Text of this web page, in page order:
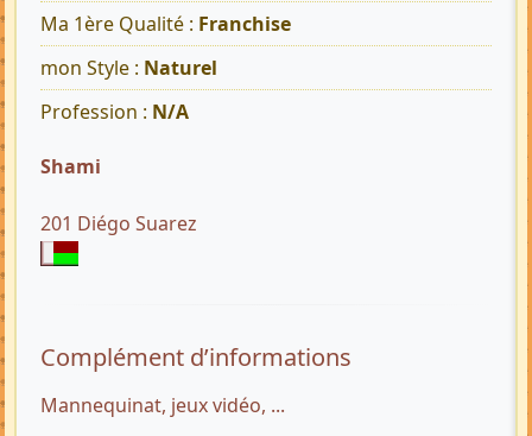
Ma 1ère Qualité : Franchise
mon Style : Naturel
Profession : N/A
Shami
201 Diégo Suarez
Complément d’informations
Mannequinat, jeux vidéo, ...